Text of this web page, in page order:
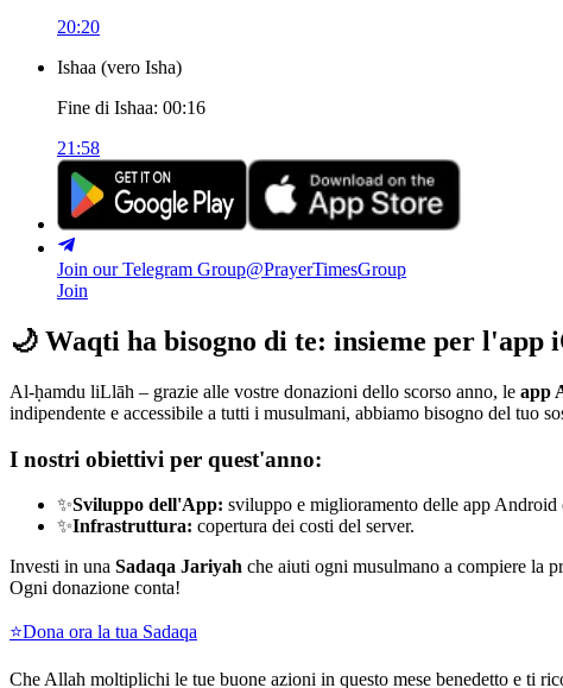
20:20
Ishaa (vero Isha)
Fine di Ishaa: 00:16
21:58
Join our Telegram Group@PrayerTimesGroup
Join
🌙 Waqti ha bisogno di te: insieme per
Al-ḥamdu liLlāh – grazie alle vostre donazioni dello scorso anno, le app
indipendente e accessibile a tutti i musulmani, abbiamo bisogno del tuo
I nostri obiettivi per quest'anno:
✨Sviluppo dell'App: sviluppo e miglioramento delle app Android
✨Infrastruttura: copertura dei costi del server.
Investi in una Sadaqa Jariyah che aiuti ogni musulmano a compiere la
Ogni donazione conta!
⭐Dona ora la tua Sadaqa
Che Allah moltiplichi le tue buone azioni in questo mese benedetto e ti